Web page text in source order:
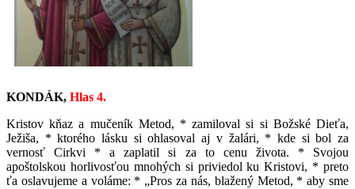
KONDÁK, Hlas 4.
Kristov kňaz a mučeník Metod, * zamiloval si si Božské Dieťa,
Ježiša, * ktorého lásku si ohlasoval aj v žalári, * kde si bol za
vernosť Cirkvi * a zaplatil si za to cenu života. * Svojou
apoštolskou horlivosťou mnohých si priviedol ku Kristovi, * preto
ťa oslavujeme a voláme: * „Pros za nás, blažený Metod, * aby sme